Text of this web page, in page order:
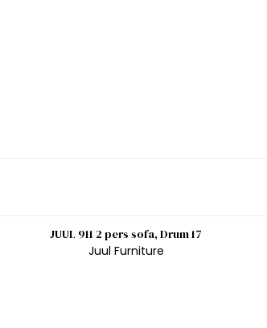
JUUL 911 2 pers sofa, Drum 17
Juul Furniture